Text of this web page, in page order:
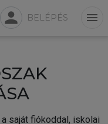
person BELÉPÉS menu
saját fiókoddal, iskolai